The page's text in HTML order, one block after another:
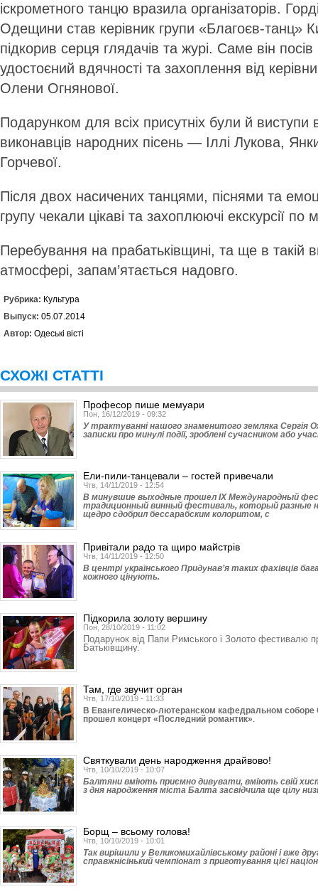
іскрометного танцю вразила організаторів.
Одещини став керівник групи «Благоєв-танц»
підкорив серця глядачів та журі. Саме він
удостоєний вдячності та захоплення від
Олени Огнянової.
Подарунком для всіх присутніх були й виступи
виконавців народних пісень — Іллі Лукова,
Горчевої.
Після двох насичених танцями, піснями та
групу чекали цікаві та захоплюючі екскурсії по
Перебування на прабатьківщині, та ще в такій
атмосфері, запам’ятається надовго.
Рубрика: Культура
Выпуск: 05.07.2014
Автор: Одеські вісті
СХОЖІ СТАТТІ
Професор пише мемуари
Пон, 16/12/2019 - 09:32
У трактуванні нашого знаменитого земляка Сергія
записки про минулі події, зроблені сучасником або
Ели-пили-танцевали – гостей привечали
Чтв, 14/11/2019 - 12:54
В минувшие выходные прошел ІХ Международный
традиционный винный фестиваль, который разные
щедро сдобрил бессарабским колоритом, с
Привітали радо та щиро майстрів
Чтв, 14/11/2019 - 12:50
В центрі українського Придунав’я таких фахівців
кожного цінують.
Підкорила золоту вершину
Пон, 28/10/2019 - 11:02
Подарунок від Папи Римського і Золото фестивалю
Батьківщину.
Там, где звучит орган
Чтв, 17/10/2019 - 11:33
В Евангелическо-лютеранском кафедральном соборе
прошел концерт «Последний романтик».
Святкували день народження драйвово!
Чтв, 10/10/2019 - 10:07
Балтяни вміють приємно дивувати, вміють свій
з дня народження міста Балта засвідчила ще цілу
Борщ – всьому голова!
Чтв, 10/10/2019 - 10:01
Так вирішили у Великомихай­лівському районі і вже
справжнісінький чемпіонат з приготування цієї